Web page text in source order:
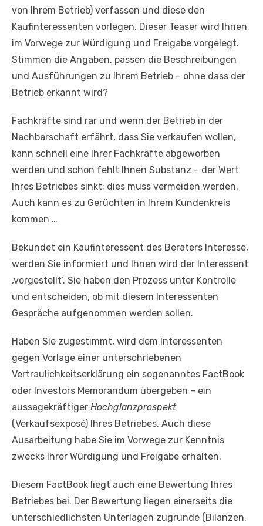
von Ihrem Betrieb) verfassen und diese den
Kaufinteressenten vorlegen. Dieser Teaser wird Ihnen
im Vorwege zur Würdigung und Freigabe vorgelegt.
Stimmen die Angaben, passen die Beschreibungen
und Ausführungen zu Ihrem Betrieb – ohne dass der
Betrieb erkannt wird?
Fachkräfte sind rar und wenn der Betrieb in der
Nachbarschaft erfährt, dass Sie verkaufen wollen,
kann schnell eine Ihrer Fachkräfte abgeworben
werden und schon fehlt Ihnen Substanz – der Wert
Ihres Betriebes sinkt; dies muss vermeiden werden.
Auch kann es zu Gerüchten in Ihrem Kundenkreis
kommen …
Bekundet ein Kaufinteressent des Beraters Interesse,
werden Sie informiert und Ihnen wird der Interessent
‚vorgestellt‘. Sie haben den Prozess unter Kontrolle
und entscheiden, ob mit diesem Interessenten
Gespräche aufgenommen werden sollen.
Haben Sie zugestimmt, wird dem Interessenten
gegen Vorlage einer unterschriebenen
Vertraulichkeitserklärung ein sogenanntes FactBook
oder Investors Memorandum übergeben – ein
aussagekräftiger Hochglanzprospekt
(Verkaufsexposé) Ihres Betriebes. Auch diese
Ausarbeitung habe Sie im Vorwege zur Kenntnis
zwecks Ihrer Würdigung und Freigabe erhalten.
Diesem FactBook liegt auch eine Bewertung Ihres
Betriebes bei. Der Bewertung liegen einerseits die
unterschiedlichsten Unterlagen zugrunde (Bilanzen,